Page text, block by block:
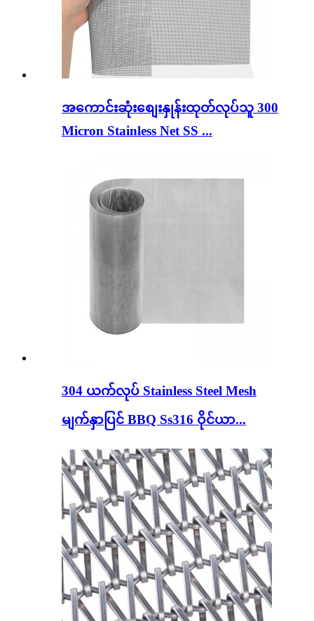
အကောင်းဆုံးစျေးနှုန်းထုတ်လုပ်သူ 300
Micron Stainless Net SS ...
304 ယက်လုပ် Stainless Steel Mesh
မျက်နှာပြင် BBQ Ss316 ဝိုင်ယာ...